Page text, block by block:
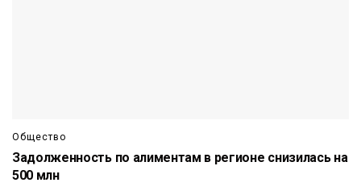
Общество
Задолженность по алиментам в регионе снизилась на
500 млн